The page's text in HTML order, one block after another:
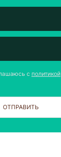
с политикой
ОТПРАВИТЬ